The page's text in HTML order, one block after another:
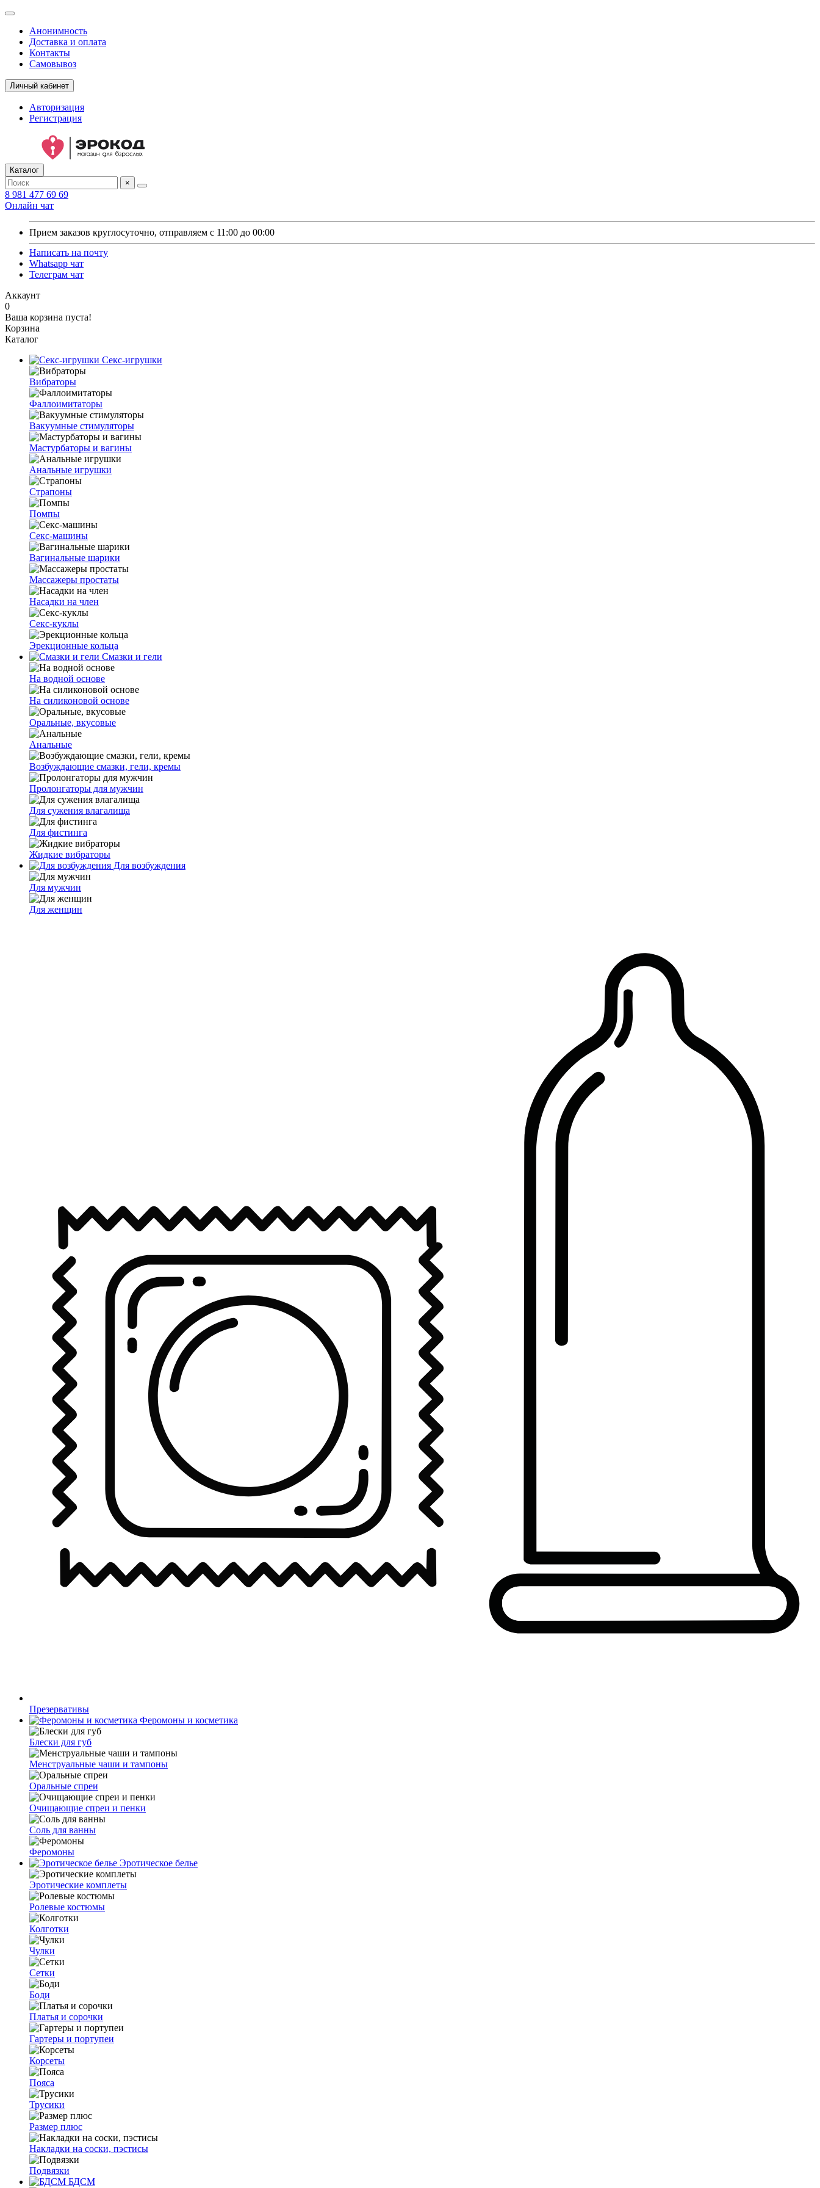
Анонимность
Доставка и оплата
Контакты
Самовывоз
Личный кабинет
Авторизация
Регистрация
Каталог
×
8 981 477 69 69
Онлайн чат
Прием заказов круглосуточно, отправляем с 11:00 до 00:00
Написать на почту
Whatsapp чат
Телеграм чат
Аккаунт
0
Ваша корзина пуста!
Корзина
Каталог
Секс-игрушки
Вибраторы
Фаллоимитаторы
Вакуумные стимуляторы
Мастурбаторы и вагины
Анальные игрушки
Страпоны
Помпы
Секс-машины
Вагинальные шарики
Массажеры простаты
Насадки на член
Секс-куклы
Эрекционные кольца
Смазки и гели
На водной основе
На силиконовой основе
Оральные, вкусовые
Анальные
Возбуждающие смазки, гели, кремы
Пролонгаторы для мужчин
Для сужения влагалища
Для фистинга
Жидкие вибраторы
Для возбуждения
Для мужчин
Для женщин
Презервативы
Феромоны и косметика
Блески для губ
Менструальные чаши и тампоны
Оральные спреи
Очищающие спреи и пенки
Соль для ванны
Феромоны
Эротическое белье
Эротические комплеты
Ролевые костюмы
Колготки
Чулки
Сетки
Боди
Платья и сорочки
Гартеры и портупеи
Корсеты
Пояса
Трусики
Размер плюс
Накладки на соски, пэстисы
Подвязки
БДСМ